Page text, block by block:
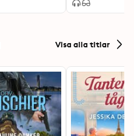
Visa alla titlar